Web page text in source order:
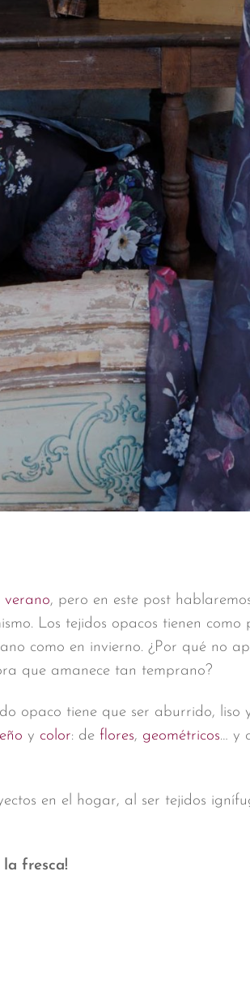
verano, pero en este post
Los tejidos opacos tienen como
como en invierno. ¿Por qué no
que amanece tan temprano?
opaco tiene que ser aburrido, liso
y color: de flores, geométricos… y
en el hogar, al ser tejidos
fresca!